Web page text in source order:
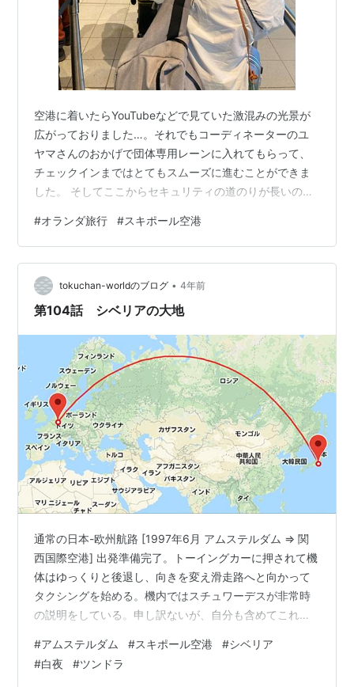
空港に着いたらYouTubeなどで見ていた激混みの光景が
広がっておりました…。それでもコーディネーターのユ
ヤマさんのおかげで団体専用レーンに入れてもらって、
チェックインまではとてもスムーズに進むことができま
した。 そしてここからセキュリティの道のりが長いので
す。ものすごく並ぶ時にはいったん屋外まで出て再び空
港内へ戻るみたいな想像もできない行列なのが、この日
はなんとか屋内の列だけで済みました。 なんとかセキュ
リティを抜けて、早足で搭乗ゲートまで！ でも途中でミ
ッフィーのショップがあって急ぎで買い物(笑)。 無事ゲ
#オランダ旅行 #スキポール空港
tokuchan-worldのブログ • 4年前
第104話 シベリアの大地
通常の日本-欧州航路 [1997年6月 アムステルダム => 関
西国際空港] 出発準備完了。トーイングカーに押されて機
体はゆっくりと後退し、向きを変え滑走路へと向かって
タクシングを始める。機内ではスチュワーデスが非常時
の説明をしている。申し訳ないが、自分も含めてこれを
始めた頃は注意していたが、慣れてくると見なくなって
しまう。 もうすぐ欧州から離れる、もう少し外の景色を
#アムステルダム #スキポール空港 #シベリア
#白夜 #ツンドラ